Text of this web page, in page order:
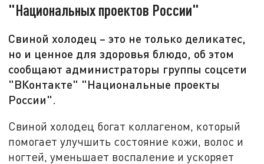
"Национальных проектов России"
Свиной холодец – это не только деликатес,
но и ценное для здоровья блюдо, об этом
сообщают администраторы группы соцсети
"ВКонтакте" "Национальные проекты
России".
Свиной холодец богат коллагеном, который
помогает улучшить состояние кожи, волос и
ногтей, уменьшает воспаление и ускоряет